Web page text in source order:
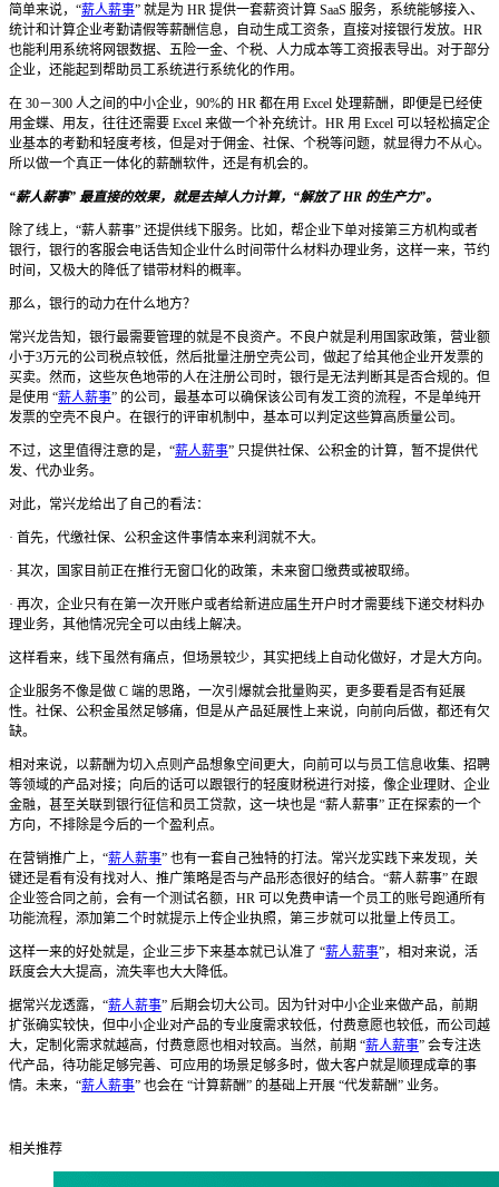
简单来说，“薪人薪事” 就是为 HR 提供一套薪资计算 SaaS 服务，系统能够接入、
统计和计算企业考勤请假等薪酬信息，自动生成工资条，直接对接银行发放。HR
也能利用系统将网银数据、五险一金、个税、人力成本等工资报表导出。对于部分
企业，还能起到帮助员工系统进行系统化的作用。
在 30－300 人之间的中小企业，90%的 HR 都在用 Excel 处理薪酬，即便是已经使
用金蝶、用友，往往还需要 Excel 来做一个补充统计。HR 用 Excel 可以轻松搞定企
业基本的考勤和轻度考核，但是对于佣金、社保、个税等问题，就显得力不从心。
所以做一个真正一体化的薪酬软件，还是有机会的。
“薪人薪事” 最直接的效果，就是去掉人力计算，“解放了 HR 的生产力”。
除了线上，“薪人薪事” 还提供线下服务。比如，帮企业下单对接第三方机构或者
银行，银行的客服会电话告知企业什么时间带什么材料办理业务，这样一来，节约
时间，又极大的降低了错带材料的概率。
那么，银行的动力在什么地方？
常兴龙告知，银行最需要管理的就是不良资产。不良户就是利用国家政策，营业额
小于3万元的公司税点较低，然后批量注册空壳公司，做起了给其他企业开发票的
买卖。然而，这些灰色地带的人在注册公司时，银行是无法判断其是否合规的。但
是使用 “薪人薪事” 的公司，最基本可以确保该公司有发工资的流程，不是单纯开
发票的空壳不良户。在银行的评审机制中，基本可以判定这些算高质量公司。
不过，这里值得注意的是，“薪人薪事” 只提供社保、公积金的计算，暂不提供代
发、代办业务。
对此，常兴龙给出了自己的看法：
· 首先，代缴社保、公积金这件事情本来利润就不大。
· 其次，国家目前正在推行无窗口化的政策，未来窗口缴费或被取缔。
· 再次，企业只有在第一次开账户或者给新进应届生开户时才需要线下递交材料办
理业务，其他情况完全可以由线上解决。
这样看来，线下虽然有痛点，但场景较少，其实把线上自动化做好，才是大方向。
企业服务不像是做 C 端的思路，一次引爆就会批量购买，更多要看是否有延展
性。社保、公积金虽然足够痛，但是从产品延展性上来说，向前向后做，都还有欠
缺。
相对来说，以薪酬为切入点则产品想象空间更大，向前可以与员工信息收集、招聘
等领域的产品对接；向后的话可以跟银行的轻度财税进行对接，像企业理财、企业
金融，甚至关联到银行征信和员工贷款，这一块也是 “薪人薪事” 正在探索的一个
方向，不排除是今后的一个盈利点。
在营销推广上，“薪人薪事” 也有一套自己独特的打法。常兴龙实践下来发现，关
键还是看有没有找对人、推广策略是否与产品形态很好的结合。“薪人薪事” 在跟
企业签合同之前，会有一个测试名额，HR 可以免费申请一个员工的账号跑通所有
功能流程，添加第二个时就提示上传企业执照，第三步就可以批量上传员工。
这样一来的好处就是，企业三步下来基本就已认准了 “薪人薪事”，相对来说，活
跃度会大大提高，流失率也大大降低。
据常兴龙透露，“薪人薪事” 后期会切大公司。因为针对中小企业来做产品，前期
扩张确实较快，但中小企业对产品的专业度需求较低，付费意愿也较低，而公司越
大，定制化需求就越高，付费意愿也相对较高。当然，前期 “薪人薪事” 会专注迭
代产品，待功能足够完善、可应用的场景足够多时，做大客户就是顺理成章的事
情。未来，“薪人薪事” 也会在 “计算薪酬” 的基础上开展 “代发薪酬” 业务。
相关推荐